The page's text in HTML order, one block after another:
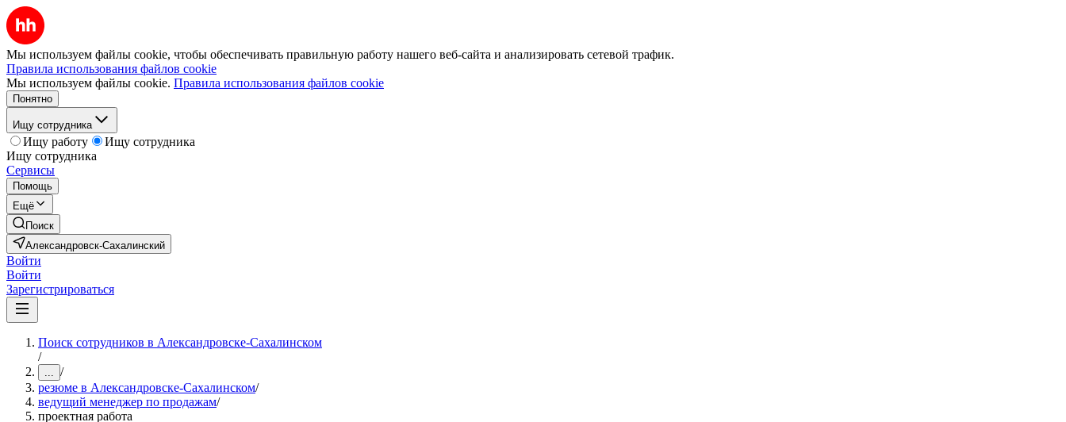
Мы используем файлы cookie, чтобы обеспечивать правильную работу нашего веб-сайта и анализировать сетевой трафик.
Правила использования файлов cookie
Мы используем файлы cookie. Правила использования файлов cookie
Понятно
Ищу сотрудника
Ищу работу
Ищу сотрудника
Ищу сотрудника
Сервисы
Помощь
Ещё
Поиск
Александровск-Сахалинский
Войти
Войти
Зарегистрироваться
Поиск сотрудников в Александровске-Сахалинском
/
... /
резюме в Александровске-Сахалинском/
ведущий менеджер по продажам/
проектная работа